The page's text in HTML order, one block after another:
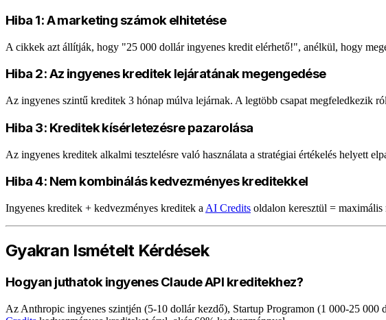
Hiba 1: A marketing számok elhitetése
A cikkek azt állítják, hogy "25 000 dollár ingyenes kredit elérhető!", anélkül, hogy
Hiba 2: Az ingyenes kreditek lejáratának megengedése
Az ingyenes szintű kreditek 3 hónap múlva lejárnak. A legtöbb csapat megfeledkezik
Hiba 3: Kreditek kísérletezésre pazarolása
Az ingyenes kreditek alkalmi tesztelésre való használata a stratégiai értékelés helyett
Hiba 4: Nem kombinálás kedvezményes kreditekkel
Ingyenes kreditek + kedvezményes kreditek a AI Credits oldalon keresztül =
Gyakran Ismételt Kérdések
Hogyan juthatok ingyenes Claude API kreditekhez?
Az Anthropic ingyenes szintjén (5-10 dollár kezdő), Startup Programon (1 000-25